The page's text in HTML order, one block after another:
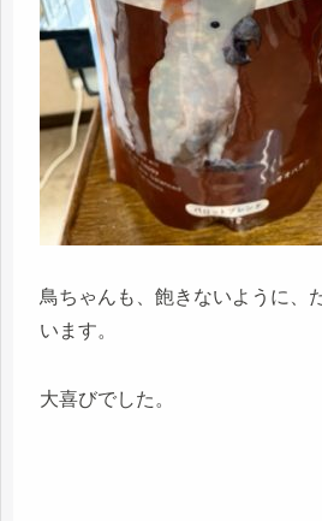
鳥ちゃんも、飽きないように、
います。
大喜びでした。